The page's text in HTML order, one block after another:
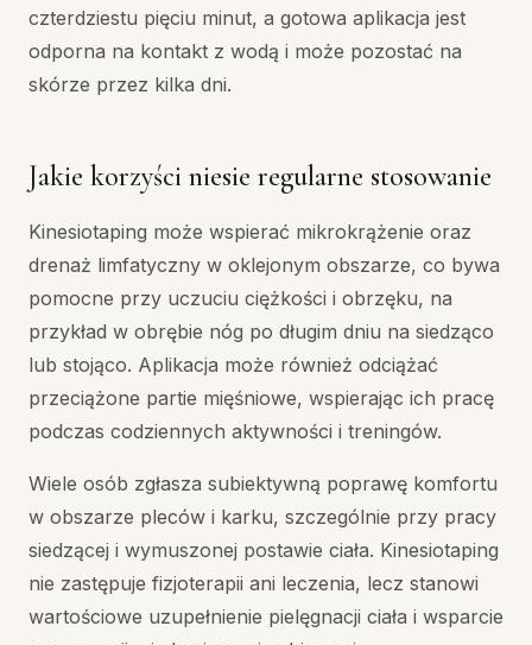
czterdziestu pięciu minut, a gotowa aplikacja jest
odporna na kontakt z wodą i może pozostać na
skórze przez kilka dni.
Jakie korzyści niesie regularne stosowanie
Kinesiotaping może wspierać mikrokrążenie oraz
drenaż limfatyczny w oklejonym obszarze, co bywa
pomocne przy uczuciu ciężkości i obrzęku, na
przykład w obrębie nóg po długim dniu na siedząco
lub stojąco. Aplikacja może również odciążać
przeciążone partie mięśniowe, wspierając ich pracę
podczas codziennych aktywności i treningów.
Wiele osób zgłasza subiektywną poprawę komfortu
w obszarze pleców i karku, szczególnie przy pracy
siedzącej i wymuszonej postawie ciała. Kinesiotaping
nie zastępuje fizjoterapii ani leczenia, lecz stanowi
wartościowe uzupełnienie pielęgnacji ciała i wsparcie